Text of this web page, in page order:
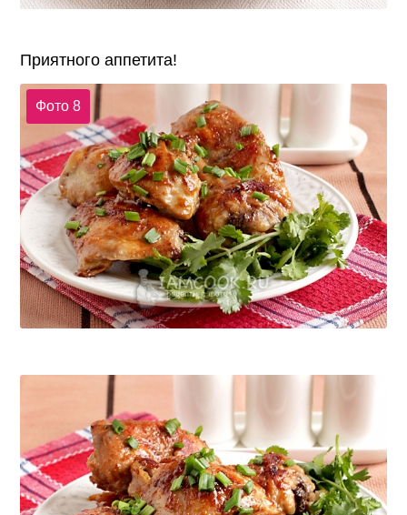
Приятного аппетита!
Фото 8